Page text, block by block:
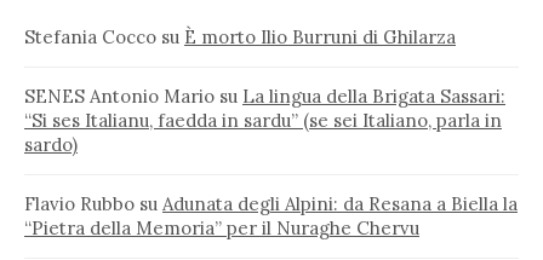
Stefania Cocco su È morto Ilio Burruni di Ghilarza
SENES Antonio Mario su La lingua della Brigata Sassari:
“Si ses Italianu, faedda in sardu” (se sei Italiano, parla in
sardo)
Flavio Rubbo su Adunata degli Alpini: da Resana a Biella la
“Pietra della Memoria” per il Nuraghe Chervu